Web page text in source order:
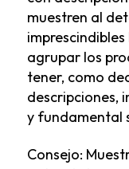
muestren al
agrupar los
tener, como
descripciones,
y fundamental
Consejo: